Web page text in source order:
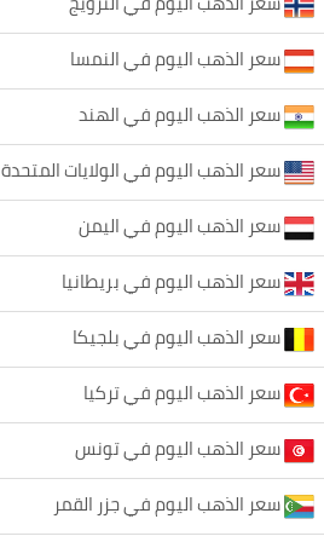
سعر الذهب اليوم في النمسا
سعر الذهب اليوم في الهند
سعر الذهب اليوم في الولايات المتحدة
سعر الذهب اليوم في اليمن
سعر الذهب اليوم في بريطانيا
سعر الذهب اليوم في بلجيكا
سعر الذهب اليوم في تركيا
سعر الذهب اليوم في تونس
سعر الذهب اليوم في جزر القمر